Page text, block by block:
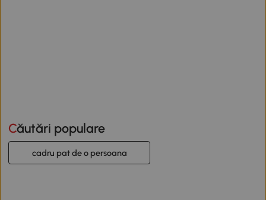
Căutări populare
cadru pat de o persoana